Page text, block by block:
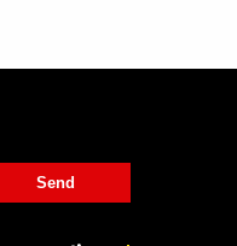
Send